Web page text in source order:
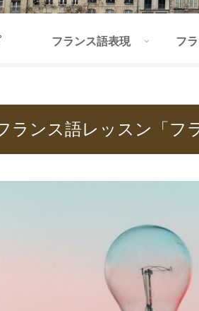
フランス語表現 フ
ランス語レッスン「フ